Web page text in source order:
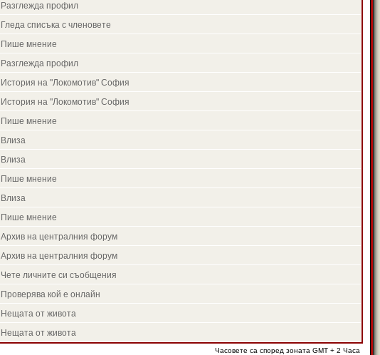
Разглежда профил
Гледа списъка с членовете
Пише мнение
Разглежда профил
История на "Локомотив" София
История на "Локомотив" София
Пише мнение
Влиза
Влиза
Пише мнение
Влиза
Пише мнение
Архив на централния форум
Архив на централния форум
Чете личните си съобщения
Проверява кой е онлайн
Нещата от живота
Нещата от живота
Часовете са според зоната GMT + 2 Часа